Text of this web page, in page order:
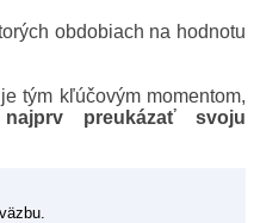
obdobiach na hodnotu
tým kľúčovým momentom,
preukázať svoju